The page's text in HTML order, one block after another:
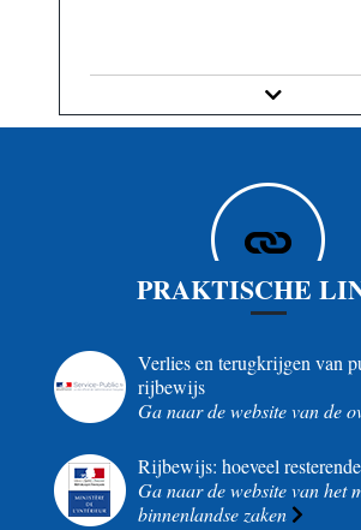
PRAKTISCHE
Verlies en terugkrijgen van
rijbewijs
Ga naar de website van de
Rijbewijs: hoeveel
Ga naar de website van het
binnenlandse zaken